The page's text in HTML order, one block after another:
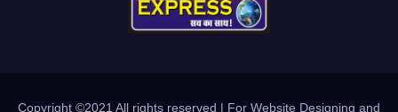
Copyright ©2021 All rights reserved | For Website Designing and